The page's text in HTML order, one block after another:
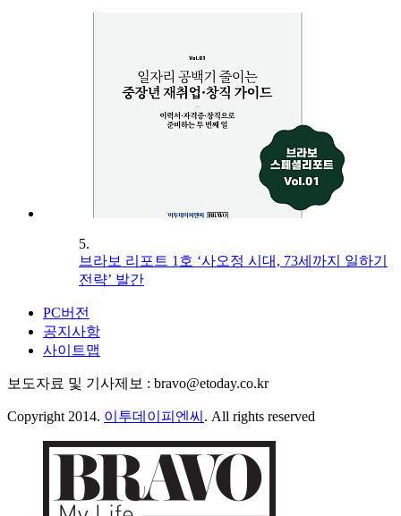
5.
브라보 리포트 1호 ‘사오정 시대, 73세까지 일하기
전략’ 발간
PC버전
공지사항
사이트맵
보도자료 및 기사제보 : bravo@etoday.co.kr
Copyright 2014. 이투데이피엔씨 . All rights reserved